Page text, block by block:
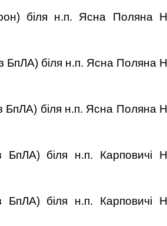
біля н.п. Ясна Поляна
БпЛА) біля н.п. Ясна Поляна
БпЛА) біля н.п. Ясна Поляна
біля н.п. Карповичі
біля н.п. Карповичі